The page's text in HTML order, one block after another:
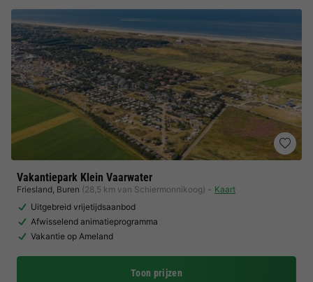
Vakantiepark Klein Vaarwater
Friesland, Buren (28,5 km van Schiermonnikoog)
Kaart
Uitgebreid vrijetijdsaanbod
Afwisselend animatieprogramma
Vakantie op Ameland
Toon prijzen